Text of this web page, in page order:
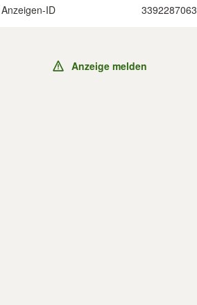
Anzeigen-ID 3392287063
Anzeige melden